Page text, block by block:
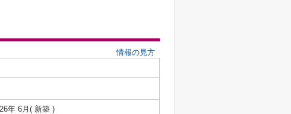
情報の見方
年 6月( 新築 )